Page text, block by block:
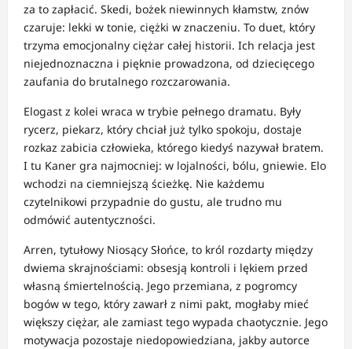
za to zapłacić. Skedi, bożek niewinnych kłamstw, znów
czaruje: lekki w tonie, ciężki w znaczeniu. To duet, który
trzyma emocjonalny ciężar całej historii. Ich relacja jest
niejednoznaczna i pięknie prowadzona, od dziecięcego
zaufania do brutalnego rozczarowania.
Elogast z kolei wraca w trybie pełnego dramatu. Były
rycerz, piekarz, który chciał już tylko spokoju, dostaje
rozkaz zabicia człowieka, którego kiedyś nazywał bratem.
I tu Kaner gra najmocniej: w lojalności, bólu, gniewie. Elo
wchodzi na ciemniejszą ścieżkę. Nie każdemu
czytelnikowi przypadnie do gustu, ale trudno mu
odmówić autentyczności.
Arren, tytułowy Niosący Słońce, to król rozdarty między
dwiema skrajnościami: obsesją kontroli i lękiem przed
własną śmiertelnością. Jego przemiana, z pogromcy
bogów w tego, który zawarł z nimi pakt, mogłaby mieć
większy ciężar, ale zamiast tego wypada chaotycznie. Jego
motywacja pozostaje niedopowiedziana, jakby autorce